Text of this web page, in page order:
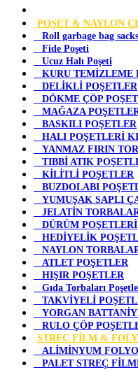
POŞET & NAYLON
Roll garbage bag sacks
Fide Poşeti
Ucuz Halı Poşeti
KURU TEMİZLEME
DELİKLİ POŞETLER
DÖKME ÇÖP
MAĞAZA
BASKILI POŞETLER
HALI POŞETLERİ
YANMAZ FIRIN
TIBBİ ATIK
KİLİTLİ POŞETLER
BUZDOLABI
YUMUŞAK SAPLI
JELATİN
DÜRÜM POŞETLERİ
HEDİYELİK
NAYLON
ATLET POŞETLER
HIŞIR POŞETLER
Gıda Torbaları
TAKVİYELİ
YORGAN
RULO ÇÖP
STREÇ FİLM &
ALİMİNYUM
PALET STREÇ